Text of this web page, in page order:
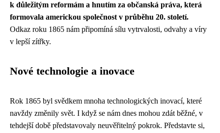
k důležitým reformám a hnutím za občanská práva, která
formovala americkou společnost v průběhu 20. století.
Odkaz roku 1865 nám připomíná sílu vytrvalosti, odvahy a víry
v lepší zítřky.
Nové technologie a inovace
Rok 1865 byl svědkem mnoha technologických inovací, které
navždy změnily svět. I když se nám dnes mohou zdát běžné, v
tehdejší době představovaly neuvěřitelný pokrok. Představte si,